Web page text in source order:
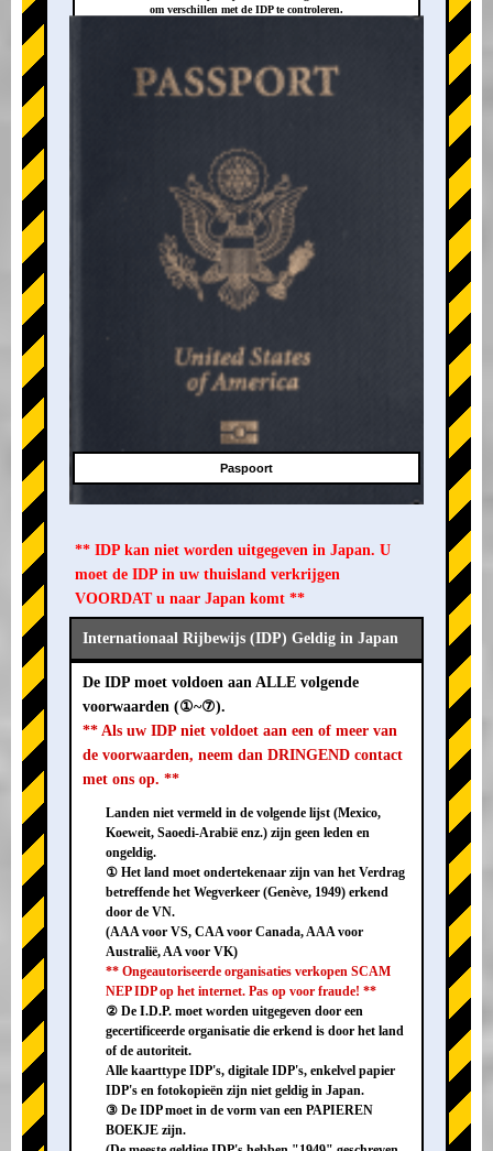
+
om verschillen met de IDP te controleren.
Paspoort
** IDP kan niet worden uitgegeven in Japan. U
moet de IDP in uw thuisland verkrijgen
VOORDAT u naar Japan komt **
Internationaal Rijbewijs (IDP) Geldig in Japan
De IDP moet voldoen aan ALLE volgende
voorwaarden (①~⑦).
** Als uw IDP niet voldoet aan een of meer van
de voorwaarden, neem dan DRINGEND contact
met ons op. **
Landen niet vermeld in de volgende lijst (Mexico,
Koeweit, Saoedi-Arabië enz.) zijn geen leden en
ongeldig.
① Het land moet ondertekenaar zijn van het Verdrag
betreffende het Wegverkeer (Genève, 1949) erkend
door de VN.
(AAA voor VS, CAA voor Canada, AAA voor
Australië, AA voor VK)
** Ongeautoriseerde organisaties verkopen SCAM
NEP IDP op het internet. Pas op voor fraude! **
② De I.D.P. moet worden uitgegeven door een
gecertificeerde organisatie die erkend is door het land
of de autoriteit.
Alle kaarttype IDP's, digitale IDP's, enkelvel papier
IDP's en fotokopieën zijn niet geldig in Japan.
③ De IDP moet in de vorm van een PAPIEREN
BOEKJE zijn.